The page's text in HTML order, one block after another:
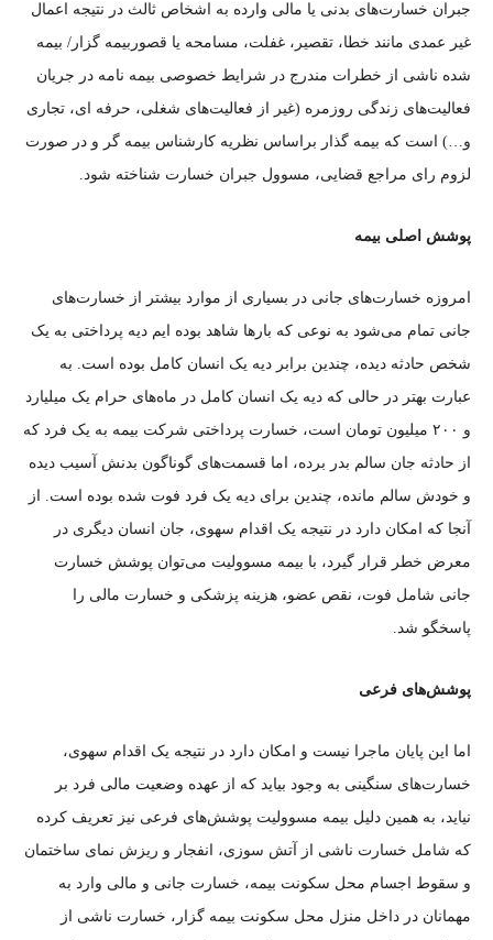
جبران خسارت‌های بدنی یا مالی وارده به اشخاص ثالث در نتیجه اعمال
غیر عمدی مانند خطا، تقصیر، غفلت، مسامحه یا قصوربیمه گزار/ بیمه
شده ناشی از خطرات مندرج در شرایط خصوصی بیمه نامه در جریان
فعالیت‌های زندگی روزمره (غیر از فعالیت‌های شغلی، حرفه ای، تجاری
و…) است که بیمه گذار براساس نظریه کارشناس بیمه گر و در صورت
لزوم رای مراجع قضایی، مسوول جبران خسارت شناخته شود.
پوشش اصلی بیمه
امروزه خسارت‌های جانی در بسیاری از موارد بیشتر از خسارت‌های
جانی تمام می‌شود به نوعی که بار‌ها شاهد بوده ایم دیه پرداختی به یک
شخص حادثه دیده، چندین برابر دیه یک انسان کامل بوده است. به
عبارت بهتر در حالی که دیه یک انسان کامل در ماه‌های حرام یک میلیارد
و ۲۰۰ میلیون تومان است، خسارت پرداختی شرکت بیمه به یک فرد که
از حادثه جان سالم بدر برده، اما قسمت‌های گوناگون بدنش آسیب دیده
و خودش سالم مانده، چندین برای دیه یک فرد فوت شده بوده است. از
آنجا که امکان دارد در نتیجه یک اقدام سهوی، جان انسان دیگری در
معرض خطر قرار گیرد، با بیمه مسوولیت می‌توان پوشش خسارت
جانی شامل فوت، نقص عضو، هزینه پزشکی و خسارت مالی را
پاسخگو شد.
پوشش‌های فرعی
اما این پایان ماجرا نیست و امکان دارد در نتیجه یک اقدام سهوی،
خسارت‌های سنگینی به وجود بیاید که از عهده وضعیت مالی فرد بر
نیاید، به همین دلیل بیمه مسوولیت پوشش‌های فرعی نیز تعریف کرده
که شامل خسارت ناشی از آتش سوزی، انفجار و ریزش نمای ساختمان
و سقوط اجسام محل سکونت بیمه، خسارت جانی و مالی وارد به
مهمانان در داخل منزل محل سکونت بیمه گزار، خسارت ناشی از